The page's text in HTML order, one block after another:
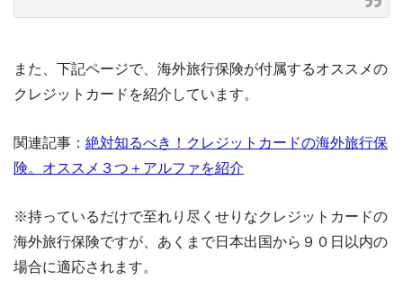
また、下記ページで、海外旅行保険が付属するオススメの
クレジットカードを紹介しています。
関連記事： 絶対知るべき！クレジットカードの海外旅行保
険。オススメ３つ＋アルファを紹介
※持っているだけで至れり尽くせりなクレジットカードの
海外旅行保険ですが、あくまで日本出国から９０日以内の
場合に適応されます。